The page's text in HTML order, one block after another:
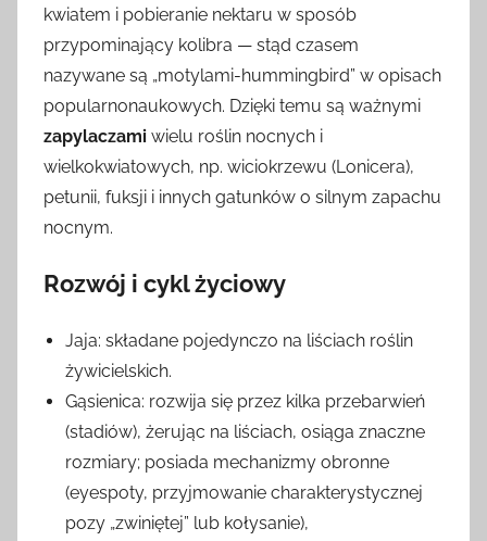
kwiatem i pobieranie nektaru w sposób
przypominający kolibra — stąd czasem
nazywane są „motylami-hummingbird” w opisach
popularnonaukowych. Dzięki temu są ważnymi
zapylaczami wielu roślin nocnych i
wielkokwiatowych, np. wiciokrzewu (Lonicera),
petunii, fuksji i innych gatunków o silnym zapachu
nocnym.
Rozwój i cykl życiowy
Jaja: składane pojedynczo na liściach roślin
żywicielskich.
Gąsienica: rozwija się przez kilka przebarwień
(stadiów), żerując na liściach, osiąga znaczne
rozmiary; posiada mechanizmy obronne
(eyespoty, przyjmowanie charakterystycznej
pozy „zwiniętej” lub kołysanie),